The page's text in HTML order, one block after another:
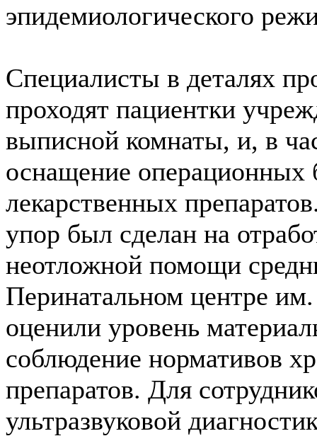
эпидемиологического
Специалисты в деталях
проходят пациентки
выписной комнаты, и, в
оснащение операционных
лекарственных
упор был сделан на
неотложной помощи
Перинатальном центре
оценили уровень
соблюдение нормативов
препаратов. Для
ультразвуковой